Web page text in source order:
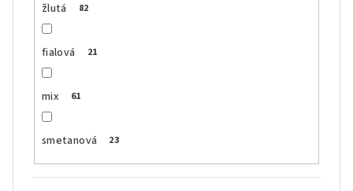
žlutá 82
fialová 21
mix 61
smetanová 23